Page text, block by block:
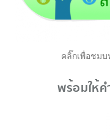
คลิ๊กเพื่อชม
พร้อมให้ค